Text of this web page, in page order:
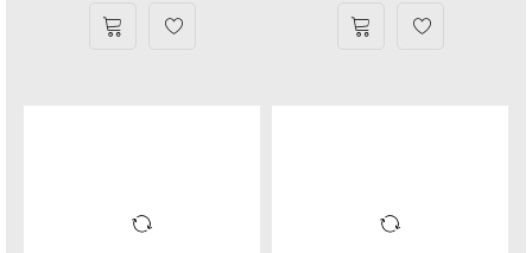
สักจริงทั้งตัว ชั้นวางเป็น
บานระแนงแบบกดเด้ง